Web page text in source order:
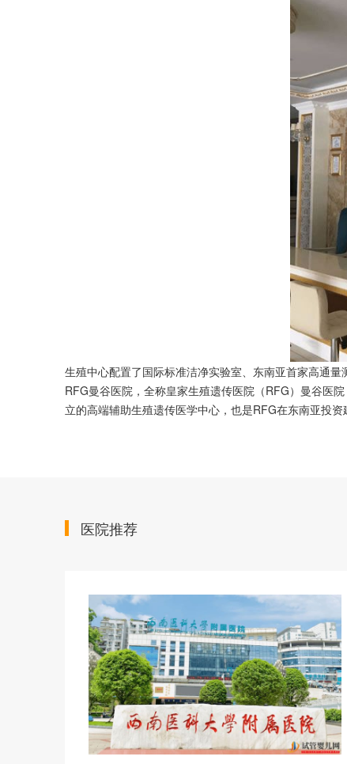
生殖中心配置了国际标准洁净实验室、东南亚首家高通
RFG曼谷医院，全称皇家生殖遗传医院（RFG）曼谷医
立的高端辅助生殖遗传医学中心，也是RFG在东南亚投资
医院推荐